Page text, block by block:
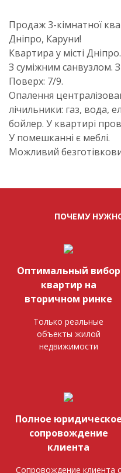
Продаж 3-кімнатної
Дніпро, Каруни!
Квартира у місті
З суміжним санвузлом.
Поверх: 7/9.
Опалення
лічильники: газ, вода,
бойлер. У квартирі
У помешканні є меблі.
Можливий
ПОЧЕМУ
Оптимальный вибор
квартир на
вторичном ринке
Только реальные
объекты жилой
недвижимости
Полное юридическое
сопровождение
клиента
Сопровождение клиента с